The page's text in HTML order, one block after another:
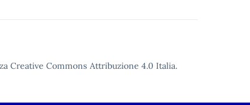
Creative Commons Attribuzione 4.0 Italia.